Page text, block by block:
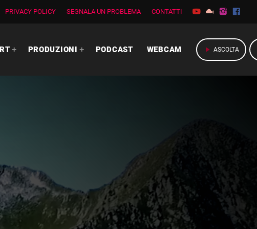
PRIVACY POLICY SEGNALA UN PROBLEMA CONTATTI
PRODUZIONI PODCAST WEBCAM play_arrow ASCOLTA